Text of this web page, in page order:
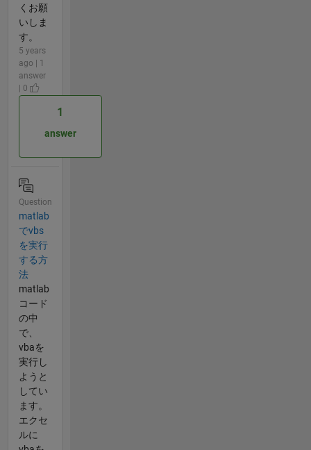
くお願
いしま
す。
5 years
ago | 1
answer
| 0
1
answer
Question
matlab
でvbs
を実行
する方
法
matlab
コード
の中
で、
vbaを
実行し
ようと
してい
ます。
エクセ
ルに